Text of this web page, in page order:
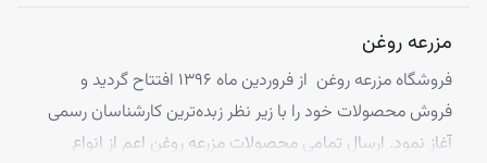
مزرعه روغن
فروشگاه مزرعه روغن از فروردین ماه ۱۳۹۶ افتتاح گردید و
فروش محصولات خود را با زیر نظر زبده‌ترین کارشناسان رسمی
آغاز نمود. ارسال تمامی محصولات مزرعه روغن اعم از انواع